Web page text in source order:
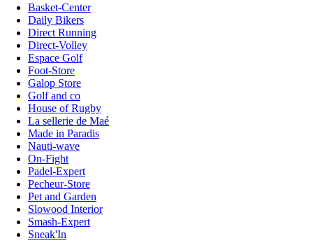
Basket-Center
Daily Bikers
Direct Running
Direct-Volley
Espace Golf
Foot-Store
Galop Store
Golf and co
House of Rugby
La sellerie de Maé
Made in Paradis
Nauti-wave
On-Fight
Padel-Expert
Pecheur-Store
Pet and Garden
Slowood Interior
Smash-Expert
Sneak'In